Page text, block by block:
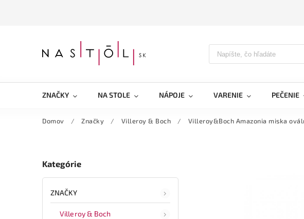
ZNAČKY NA STOLE NÁPOJE VARENIE PEČENIE
Domov / Značky / Villeroy & Boch / Villeroy&Boch Amazonia miska
Kategórie
ZNAČKY
Villeroy & Boch